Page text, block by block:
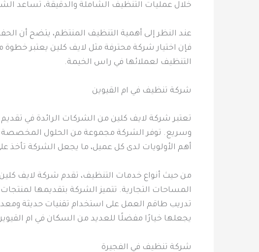
خلال عمليات التنظيف الشاملة والدقيقة، تساعد
عند النظر إلى أهمية التنظيف المنتظم، يتضح أن
فإن اختيار شركة محترفة مثل لايف كلين يعتبر
التنظيف لعملائها في راس الخيمة.
شركة تنظيف في ام القيوين
تعتبر شركة لايف كلين من الشركات الرائدة في
وسريع. توفر الشركة مجموعة من الحلول المخصصة
أهم الأولويات لدى كل عميل، ما يجعل الشركة تأخذ
من حيث أنواع خدمات التنظيف، تقدم شركة لايف
المساحات التجارية. تتميز الشركة بتقديمها
تدريب طاقم العمل على استخدام تقنيات حديثة
يجعلها خيارًا مفضلًا للعديد من السكان في ام
شركة تنظيف في الفجيرة